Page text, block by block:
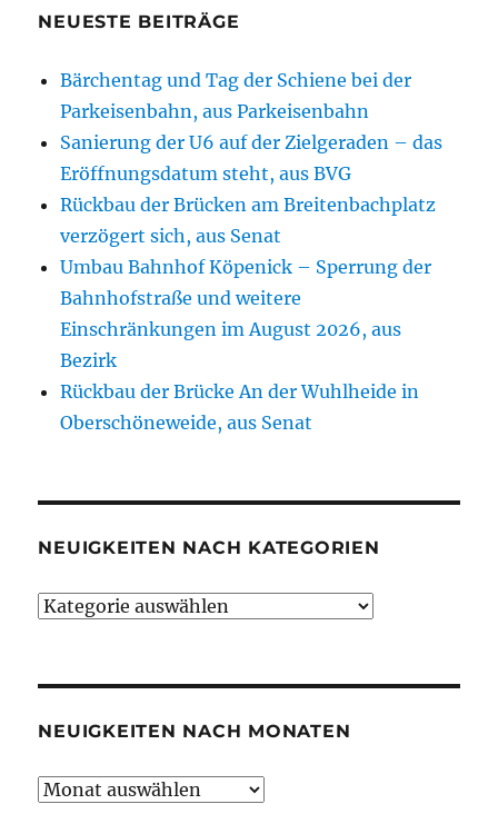
NEUESTE BEITRÄGE
Bärchentag und Tag der Schiene bei der
Parkeisenbahn, aus Parkeisenbahn
Sanierung der U6 auf der Zielgeraden – das
Eröffnungsdatum steht, aus BVG
Rückbau der Brücken am Breitenbachplatz
verzögert sich, aus Senat
Umbau Bahnhof Köpenick – Sperrung der
Bahnhofstraße und weitere
Einschränkungen im August 2026, aus
Bezirk
Rückbau der Brücke An der Wuhlheide in
Oberschöneweide, aus Senat
NEUIGKEITEN NACH KATEGORIEN
Neuigkeiten
NEUIGKEITEN NACH MONATEN
Neuigkeiten